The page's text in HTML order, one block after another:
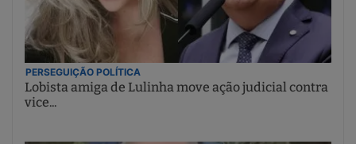
PERSEGUIÇÃO POLÍTICA
Lobista amiga de Lulinha move ação judicial contra
vice...